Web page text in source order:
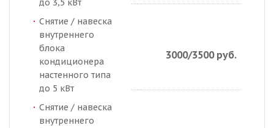
до 3,5 кВт
Снятие / навеска
внутреннего
блока
кондиционера
настенного типа
до 5 кВт
3000/3500 руб.
Снятие / навеска
внутреннего